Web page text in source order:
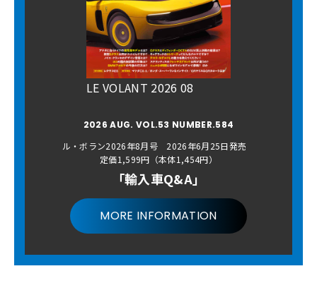
LE VOLANT 2026 08
2026 AUG. VOL.53 NUMBER.584
ル・ボラン2026年8月号 2026年6月25日発売
定価1,599円（本体1,454円）
「輸入車Q&A」
MORE INFORMATION